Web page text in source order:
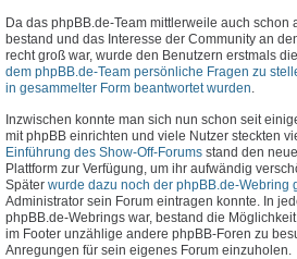
Da das phpBB.de-Team mittlerweile auch schon
bestand und das Interesse der Community an
recht groß war, wurde den Benutzern erstmals
dem phpBB.de-Team persönliche Fragen zu
in gesammelter Form beantwortet wurden
Inzwischen konnte man sich nun schon seit
mit phpBB einrichten und viele Nutzer steckten
Einführung des Show-Off-Forums stand den
Plattform zur Verfügung, um ihr aufwändig
Später wurde dazu noch der phpBB.de-Webring
Administrator sein Forum eintragen konnte. In
phpBB.de-Webrings war, bestand die
im Footer unzählige andere phpBB-Foren zu
Anregungen für sein eigenes Forum einzuholen.